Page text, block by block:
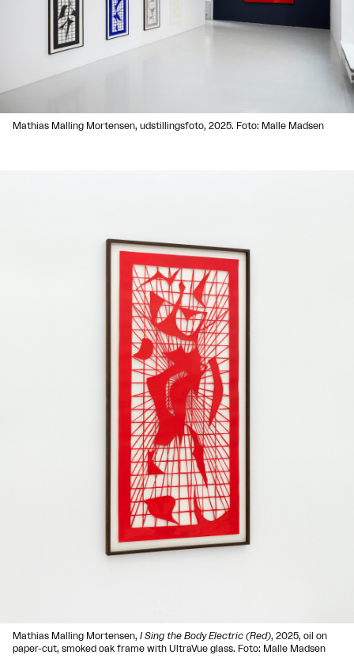
Mathias Malling Mortensen, udstillingsfoto, 2025. Foto: Malle Madsen
Mathias Malling Mortensen, I Sing the Body Electric (Red), 2025, oil on
paper-cut, smoked oak frame with UltraVue glass. Foto: Malle Madsen